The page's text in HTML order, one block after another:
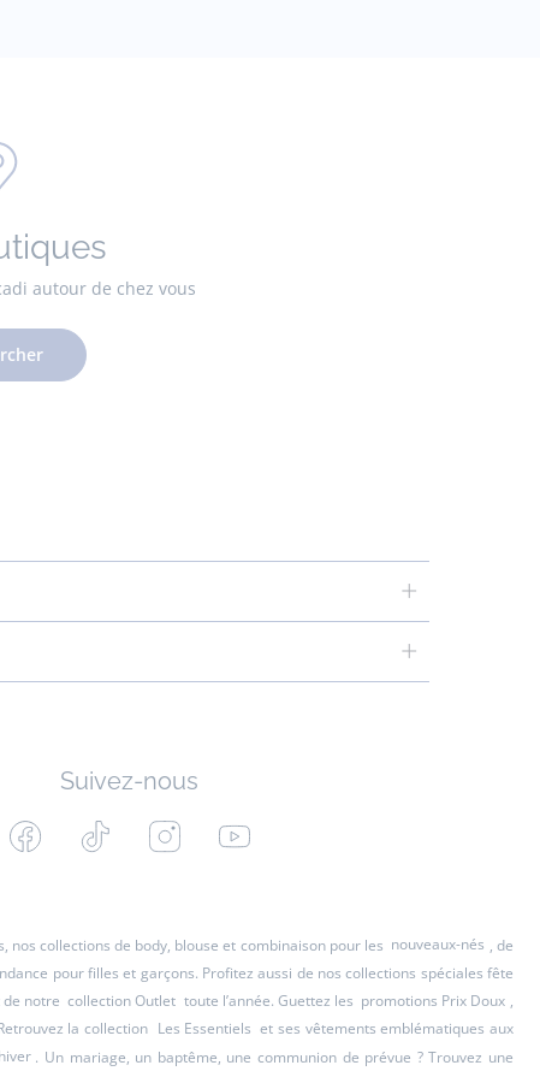
autour de chez vous
Suivez-nous
Facebook Tiktok InstagramYoutube
nos collections de body, blouse et combinaison pour les nouveaux-nés
, de
pour filles et garçons. Profitez aussi de nos collections spéciales fête
notre collection Outlet toute l’année. Guettez les promotions Prix Doux ,
la collection Les Essentiels et ses vêtements emblématiques aux
. Un mariage, un baptême, une communion de prévue ? Trouvez une